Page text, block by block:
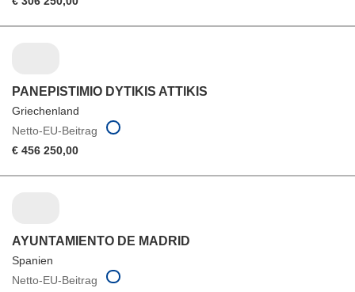
PANEPISTIMIO DYTIKIS ATTIKIS
Griechenland
Netto-EU-Beitrag
€ 456 250,00
AYUNTAMIENTO DE MADRID
Spanien
Netto-EU-Beitrag